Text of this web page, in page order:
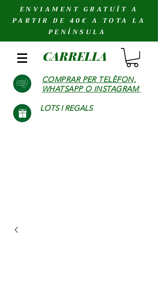
ENVIAMENT GRATUÏT A
PARTIR DE 40€ A TOTA LA
PENÍNSULA
CARRELLA
COMPRAR PER TELÈFON,
WHATSAPP O INSTAGRAM
LOTS I REGALS